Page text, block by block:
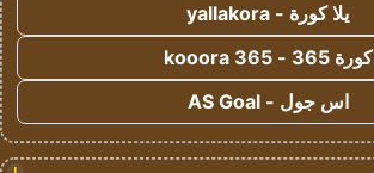
يلا كورة - yallakora
كورة 365 - kooora 365
اس جول - AS Goal